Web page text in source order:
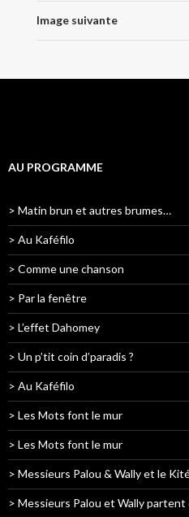
Image suivante
AU PROGRAMME
> Matin brun et autres brumes…
> Au Kaféfilo
> Comme une chanson
> Par la fenêtre
> L’effet Dahomey
> Un p’tit coin d’paradis ?
> Au Kaféfilo
> Les Mots font le mur
> Les Mots font le mur
> Messieurs Palou & Wally et le
> Messieurs Palou et Wally partent